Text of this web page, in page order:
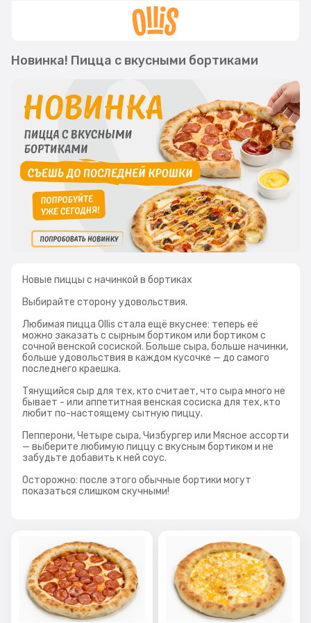
Новинка! Пицца с вкусными бортиками
Новые пиццы с начинкой в бортиках
Выбирайте сторону удовольствия.
Любимая пицца Ollis стала ещё вкуснее: теперь её
можно заказать с сырным бортиком или бортиком с
сочной венской сосиской. Больше сыра, больше начинки,
больше удовольствия в каждом кусочке — до самого
последнего краешка.
Тянущийся сыр для тех, кто считает, что сыра много не
бывает - или аппетитная венская сосиска для тех, кто
любит по-настоящему сытную пиццу.
Пепперони, Четыре сыра, Чизбургер или Мясное ассорти
— выберите любимую пиццу с вкусным бортиком и не
забудьте добавить к ней соус.
Осторожно: после этого обычные бортики могут
показаться слишком скучными!